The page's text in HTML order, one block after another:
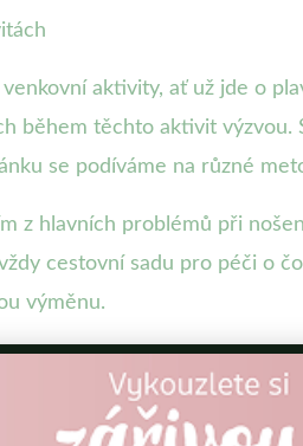
čočky čisté
aktivity, ať už jde o
během těchto aktivit
se podíváme na různé
z hlavních problémů při
cestovní sadu pro péči o
výměnu.